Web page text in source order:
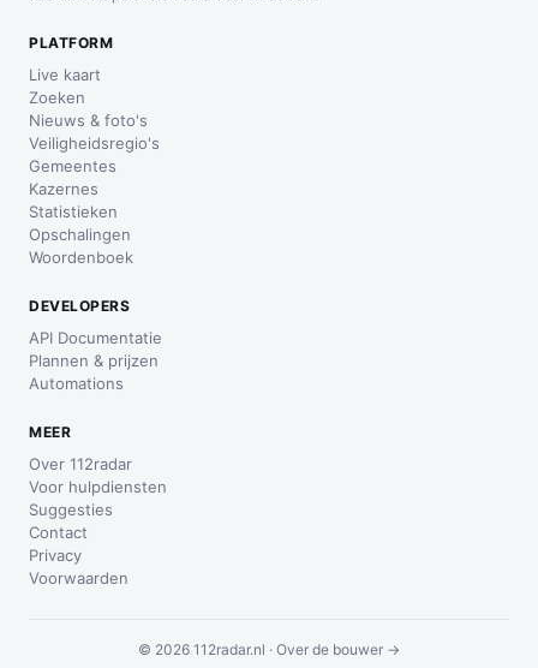
PLATFORM
Live kaart
Zoeken
Nieuws & foto's
Veiligheidsregio's
Gemeentes
Kazernes
Statistieken
Opschalingen
Woordenboek
DEVELOPERS
API Documentatie
Plannen & prijzen
Automations
MEER
Over 112radar
Voor hulpdiensten
Suggesties
Contact
Privacy
Voorwaarden
© 2026 112radar.nl · Over de bouwer →